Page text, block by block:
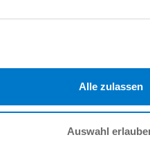
Alle zulassen
Auswahl